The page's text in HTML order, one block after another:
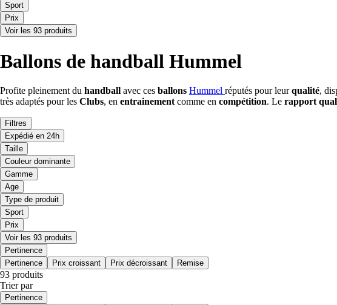
Sport
Prix
Voir les 93 produits
Ballons de handball Hummel
Profite pleinement du handball avec ces ballons Hummel réputés pour leurqualité,
très adaptés pour les Clubs, en entrainement comme en compétition. Le rapport
Filtres
Expédié en 24h
Taille
Couleur dominante
Gamme
Age
Type de produit
Sport
Prix
Voir les 93 produits
Pertinence
Pertinence
Prix croissant Prix décroissant Remise
93 produits
Trier par
Pertinence